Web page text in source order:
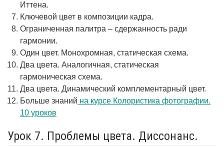
Иттена.
Ключевой цвет в композиции кадра.
Ограниченная палитра – сдержанность ради
гармонии.
Один цвет. Монохромная, статическая схема.
Два цвета. Аналогичная, статическая
гармоническая схема.
Два цвета. Динамический комплементарный цвет.
Больше знаний на курсе Колористика фотографии.
10 уроков
Урок 7. Проблемы цвета. Диссонанс.